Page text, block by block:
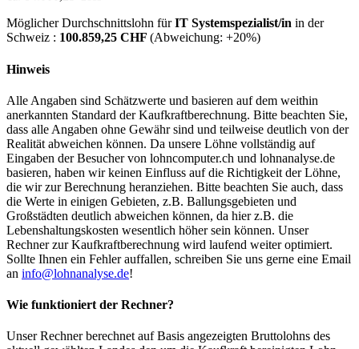
Möglicher Durchschnittslohn fürIT Systemspezialist/in in der
Schweiz : 100.859,25 CHF (Abweichung: +20%)
Hinweis
Alle Angaben sind Schätzwerte und basieren auf dem weithin
anerkannten Standard der Kaufkraftberechnung. Bitte beachten Sie,
dass alle Angaben ohne Gewähr sind und teilweise deutlich von der
Realität abweichen können. Da unsere Löhne vollständig auf
Eingaben der Besucher von lohncomputer.ch und lohnanalyse.de
basieren, haben wir keinen Einfluss auf die Richtigkeit der Löhne,
die wir zur Berechnung heranziehen. Bitte beachten Sie auch, dass
die Werte in einigen Gebieten, z.B. Ballungsgebieten und
Großstädten deutlich abweichen können, da hier z.B. die
Lebenshaltungskosten wesentlich höher sein können. Unser
Rechner zur Kaufkraftberechnung wird laufend weiter optimiert.
Sollte Ihnen ein Fehler auffallen, schreiben Sie uns gerne eine Email
an info@lohnanalyse.de!
Wie funktioniert der Rechner?
Unser Rechner berechnet auf Basis angezeigten Bruttolohns des